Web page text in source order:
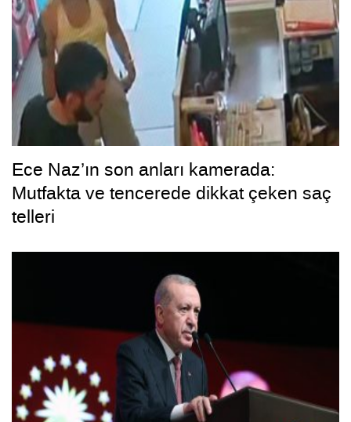
Ece Naz’ın son anları kamerada:
Mutfakta ve tencerede dikkat çeken saç
telleri